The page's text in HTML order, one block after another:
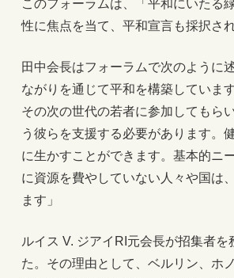
このフォーラムは、「平和にいたる
性に焦点を当て、平和宣言も採択さ
田中会長はフォーラムで次のように
ながりを通じて平和を構築していま
その次の世代の若者に参加してもら
う彼らを支援する必要があります。
に生かすことができます。基本的ニ
に資源を費やしていない人々や国は
ます」
ルイス V. ジアイRI元会長が招集者
た。その理由として、ベルリン、ホ